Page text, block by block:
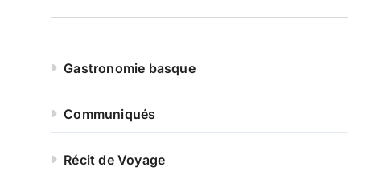
Gastronomie basque
Communiqués
Récit de Voyage